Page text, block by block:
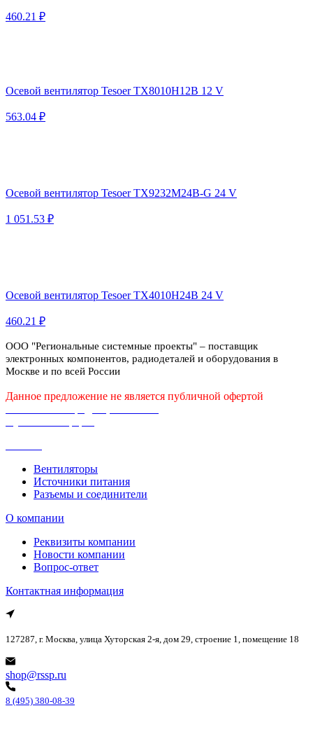
460.21 ₽
Осевой вентилятор Tesoer TX8010H12B 12 V
563.04 ₽
Осевой вентилятор Tesoer TX9232M24B-G 24 V
1 051.53 ₽
Осевой вентилятор Tesoer TX4010H24B 24 V
460.21 ₽
ООО "Региональные системные проекты" – поставщик
электронных компонентов, радиодеталей и оборудования в
Москве и по всей России
Данное предложение не является публичной офертой
Вентиляторы
Источники питания
Разъемы и соединители
О компании
Реквизиты компании
Новости компании
Вопрос-ответ
Контактная информация
127287, г. Москва, улица Хуторская 2-я, дом 29, строение 1, помещение 18
shop@rssp.ru
8 (495) 380-08-39